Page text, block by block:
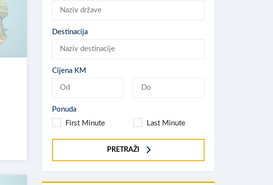
Destinacija
Cijena KM
Ponuda
First Minute
Last Minute
PRETRAŽI